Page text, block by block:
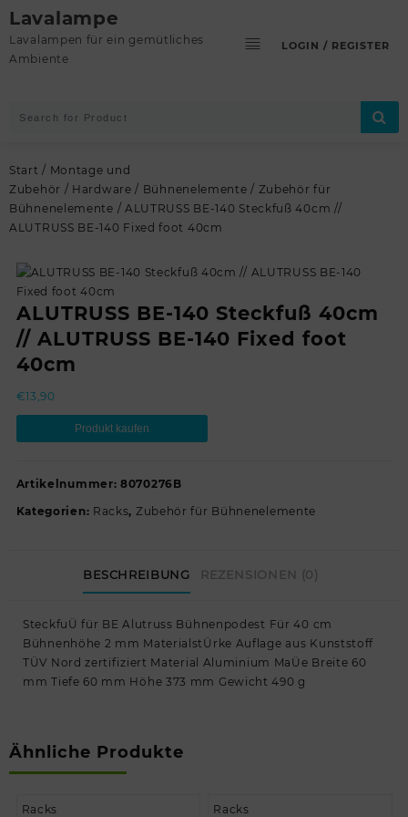
Skip
to
content
Lavalampe
Lavalampen für ein gemütliches
Ambiente
LOGIN / REGISTER
Start / Montage und
Zubehör / Hardware / Bühnenelemente / Zubehör für
Bühnenelemente / ALUTRUSS BE-140 Steckfuß 40cm //
ALUTRUSS BE-140 Fixed foot 40cm
ALUTRUSS BE-140 Steckfuß 40cm
// ALUTRUSS BE-140 Fixed foot
40cm
€13,90
Produkt kaufen
Artikelnummer: 8070276B
Kategorien: Racks, Zubehör für Bühnenelemente
BESCHREIBUNG REZENSIONEN (0)
SteckfuÜ für BE Alutruss Bühnenpodest Für 40 cm
Bühnenhöhe 2 mm MaterialstÜrke Auflage aus Kunststoff
TÜV Nord zertifiziert Material Aluminium MaÜe Breite 60
mm Tiefe 60 mm Höhe 373 mm Gewicht 490 g
Ähnliche Produkte
Racks Racks